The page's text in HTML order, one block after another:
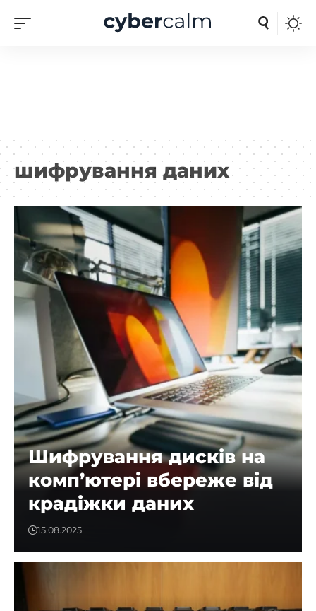
шифрування даних
Шифрування дисків на
комп’ютері вбереже від
крадіжки даних
15.08.2025